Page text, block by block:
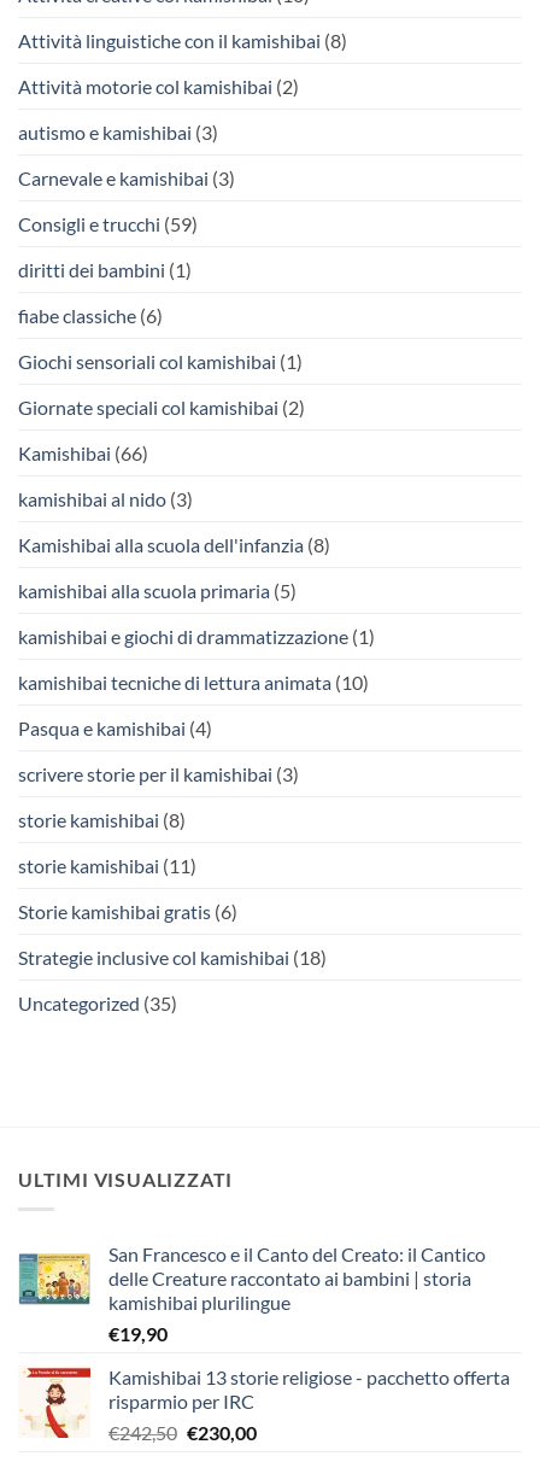
Attività linguistiche con il kamishibai (8)
Attività motorie col kamishibai (2)
autismo e kamishibai (3)
Carnevale e kamishibai (3)
Consigli e trucchi (59)
diritti dei bambini (1)
fiabe classiche (6)
Giochi sensoriali col kamishibai (1)
Giornate speciali col kamishibai (2)
Kamishibai (66)
kamishibai al nido (3)
Kamishibai alla scuola dell'infanzia (8)
kamishibai alla scuola primaria (5)
kamishibai e giochi di drammatizzazione (1)
kamishibai tecniche di lettura animata (10)
Pasqua e kamishibai (4)
scrivere storie per il kamishibai (3)
storie kamishibai (8)
storie kamishibai (11)
Storie kamishibai gratis (6)
Strategie inclusive col kamishibai (18)
Uncategorized (35)
ULTIMI VISUALIZZATI
San Francesco e il Canto del Creato: il Cantico
delle Creature raccontato ai bambini | storia
kamishibai plurilingue
€19,90
Kamishibai 13 storie religiose - pacchetto offerta
risparmio per IRC
€242,50 Il
€230,00Il